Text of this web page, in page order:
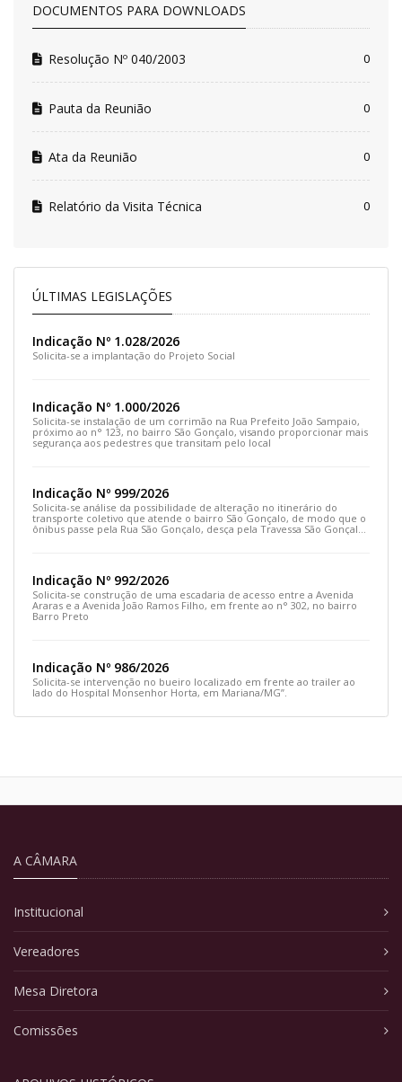
DOCUMENTOS PARA DOWNLOADS
Resolução Nº 040/2003 0
Pauta da Reunião 0
Ata da Reunião 0
Relatório da Visita Técnica 0
ÚLTIMAS LEGISLAÇÕES
Indicação Nº 1.028/2026
Solicita-se a implantação do Projeto Social
Indicação Nº 1.000/2026
Solicita-se instalação de um corrimão na Rua Prefeito João Sampaio,
próximo ao n° 123, no bairro São Gonçalo, visando proporcionar mais
segurança aos pedestres que transitam pelo local
Indicação Nº 999/2026
Solicita-se análise da possibilidade de alteração no itinerário do
transporte coletivo que atende o bairro São Gonçalo, de modo que o
ônibus passe pela Rua São Gonçalo, desça pela Travessa São Gonçalo
Indicação Nº 992/2026
Solicita-se construção de uma escadaria de acesso entre a Avenida
Araras e a Avenida João Ramos Filho, em frente ao n° 302, no bairro
Barro Preto
Indicação Nº 986/2026
Solicita-se intervenção no bueiro localizado em frente ao trailer ao
lado do Hospital Monsenhor Horta, em Mariana/MG”.
A CÂMARA
Institucional
Vereadores
Mesa Diretora
Comissões